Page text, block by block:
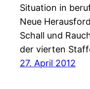
Situation in
Neue
Schall und
der vierten
27. April 2012